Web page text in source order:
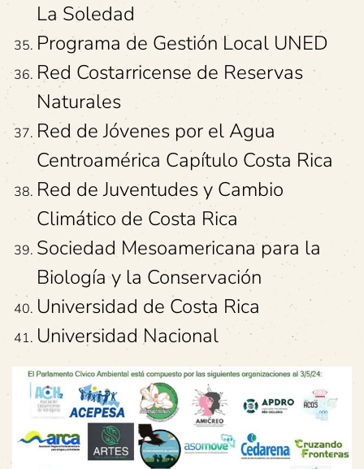
La Soledad
Programa de Gestión Local UNED
Red Costarricense de Reservas
Naturales
Red de Jóvenes por el Agua
Centroamérica Capítulo Costa Rica
Red de Juventudes y Cambio
Climático de Costa Rica
Sociedad Mesoamericana para la
Biología y la Conservación
Universidad de Costa Rica
Universidad Nacional